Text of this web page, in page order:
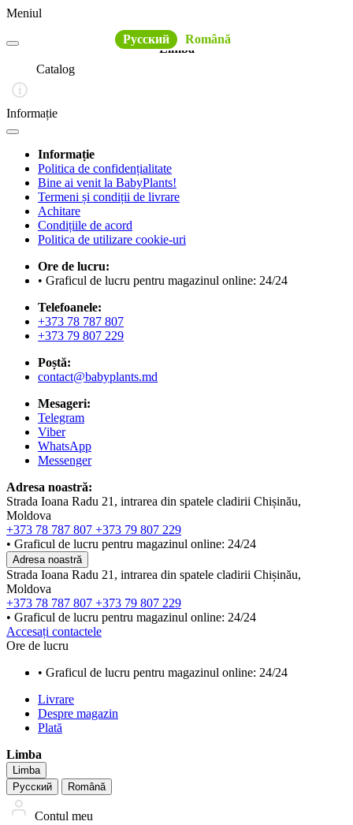
Meniul
Limba
Русский Română
Catalog
Informație
Informație
Politica de confidențialitate
Bine ai venit la BabyPlants!
Termeni și condiții de livrare
Achitare
Condițiile de acord
Politica de utilizare cookie-uri
Ore de lucru:
• Graficul de lucru pentru magazinul online: 24/24
Telefoanele:
+373 78 787 807
+373 79 807 229
Poștă:
contact@babyplants.md
Mesageri:
Telegram
Viber
WhatsApp
Messenger
Adresa noastră:
Strada Ioana Radu 21, intrarea din spatele cladirii Chișinău,
Moldova
+373 78 787 807 +373 79 807 229
• Graficul de lucru pentru magazinul online: 24/24
Adresa noastră
Strada Ioana Radu 21, intrarea din spatele cladirii Chișinău,
Moldova
+373 78 787 807 +373 79 807 229
• Graficul de lucru pentru magazinul online: 24/24
Accesați contactele
Ore de lucru
• Graficul de lucru pentru magazinul online: 24/24
Livrare
Despre magazin
Plată
Limba
Limba
Русский
Română
Contul meu